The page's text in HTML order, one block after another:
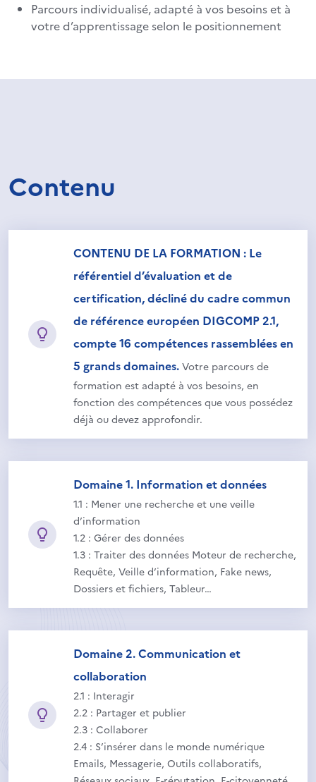
Parcours individualisé, adapté à vos besoins et à
votre d’apprentissage selon le positionnement
Contenu
CONTENU DE LA FORMATION : Le
référentiel d’évaluation et de
certification, décliné du cadre commun
de référence européen DIGCOMP 2.1,
compte 16 compétences rassemblées en
5 grands domaines. Votre parcours de
formation est adapté à vos besoins, en
fonction des compétences que vous possédez
déjà ou devez approfondir.
Domaine 1. Information et données
1.1 : Mener une recherche et une veille
d’information
1.2 : Gérer des données
1.3 : Traiter des données Moteur de recherche,
Requête, Veille d’information, Fake news,
Dossiers et fichiers, Tableur…
Domaine 2. Communication et
collaboration
2.1 : Interagir
2.2 : Partager et publier
2.3 : Collaborer
2.4 : S’insérer dans le monde numérique
Emails, Messagerie, Outils collaboratifs,